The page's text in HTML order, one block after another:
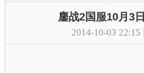
鏖战2国服10月3
2014-10-03 22:15